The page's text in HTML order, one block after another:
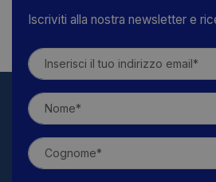
Iscriviti alla nostra newsletter e